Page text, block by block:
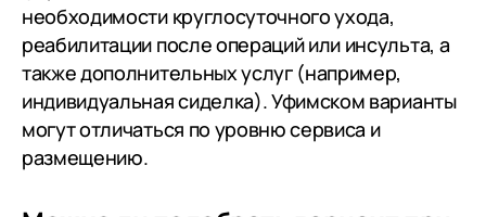
необходимости круглосуточного ухода,
реабилитации после операций или инсульта, а
также дополнительных услуг (например,
индивидуальная сиделка). Уфимском варианты
могут отличаться по уровню сервиса и
размещению.